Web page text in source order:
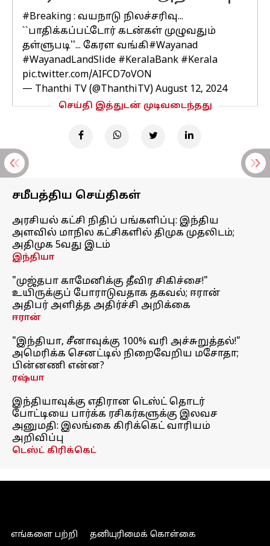
#Breaking : வயநாடு நிலச்சரிவு...
``பாதிக்கப்பட்டோர் கடன்கள் முழுவதும்
தள்ளுபடி''... கேரள வங்கி#Wayanad
#WayanadLandSlide #KeralaBank #Kerala
pic.twitter.com/AIFCD7oVON
— Thanthi TV (@ThanthiTV) August 12, 2024
செய்தி இத்துடன் முடிவடைந்தது
சமீபத்திய செய்திகள்
அரசியல் கட்சி நிதிப் பங்களிப்பு: இந்திய
அளவில் மாநில கட்சிகளில் திமுக முதலிடம்;
அதிமுக 5வது இடம்
இந்தியா
"முஜ்தபா காமேனிக்கு தீவிர சிகிச்சை!"
உயிருக்குப் போராடுவதாக தகவல்; ஈரான்
அதிபர் அளித்த அதிர்ச்சி அறிக்கை
ஈரான்
"இந்தியா, சீனாவுக்கு 100% வரி அச்சுறுத்தல்!"
அமெரிக்க செனட்டில் நிறைவேறிய மசோதா;
பின்னணி என்ன?
ரஷ்யா
இந்தியாவுக்கு எதிரான டெஸ்ட் தொடர்
போட்டியை பார்க்க ரசிகர்களுக்கு இலவச
அனுமதி: இலங்கை கிரிக்கெட் வாரியம்
அறிவிப்பு
டெஸ்ட் கிரிக்கெட்
எங்களை பற்றி தனியுரிமைக் கொள்கை